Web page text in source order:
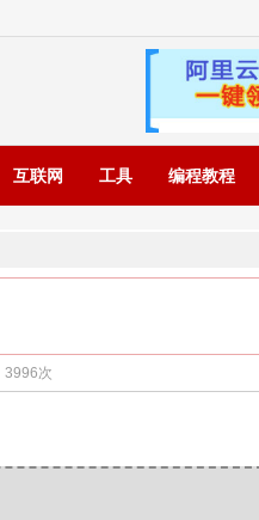
互联网 工具 编程教程
3996次